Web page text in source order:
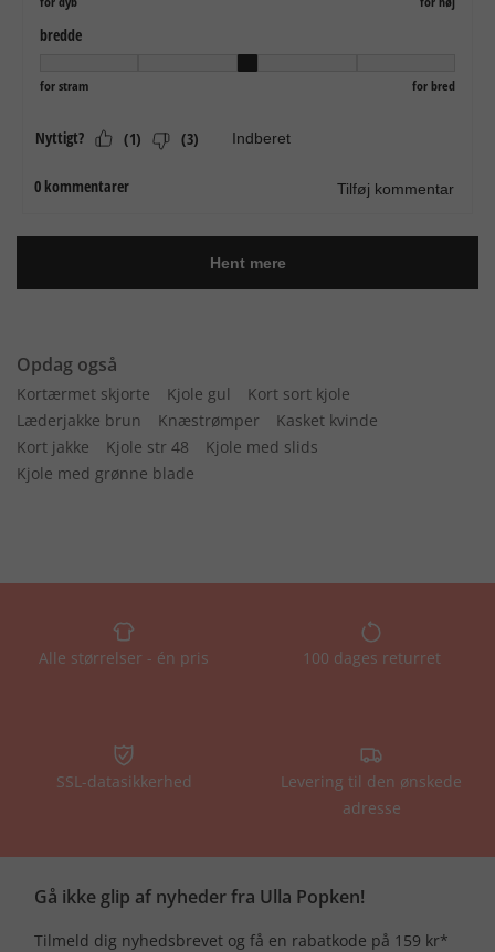
Opdag også
Kortærmet skjorte Kjole gul
Kort sort kjole
Læderjakke brun
Knæstrømper
Kasket kvinde
Kort jakke
Kjole str 48
Kjole med slids
Kjole med grønne blade
Alle størrelser - én pris 100 dages returret
SSL-datasikkerhed
Levering til den ønskede
adresse
Gå ikke glip af nyheder fra Ulla Popken!
Tilmeld dig nyhedsbrevet og få en rabatkode på 159 kr*